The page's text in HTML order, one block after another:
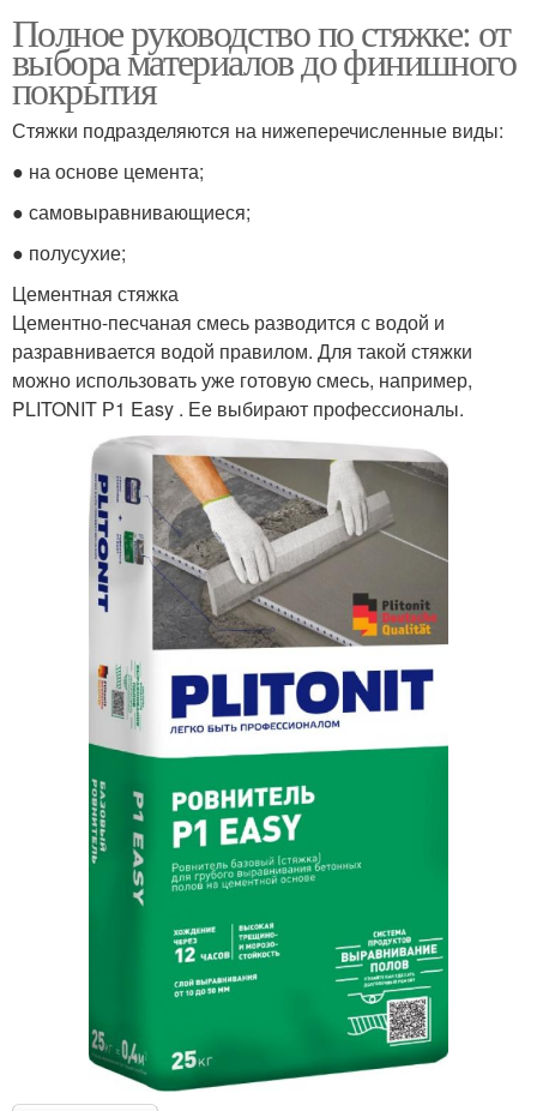
Полное руководство по стяжке: от
выбора материалов до финишного
покрытия
Стяжки подразделяются на нижеперечисленные виды:
● на основе цемента;
● самовыравнивающиеся;
● полусухие;
Цементная стяжка
Цементно-песчаная смесь разводится с водой и
разравнивается водой правилом. Для такой стяжки
можно использовать уже готовую смесь, например,
PLITONIT Р1 Easy . Ее выбирают профессионалы.